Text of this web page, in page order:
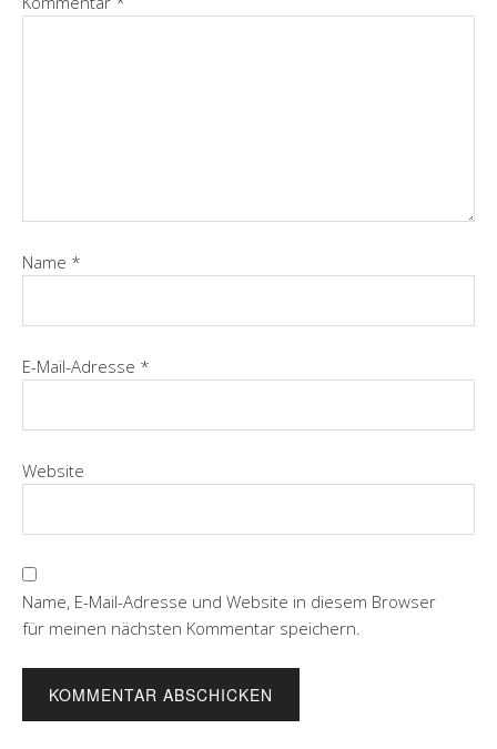
Name *
E-Mail-Adresse *
Website
Name, E-Mail-Adresse und Website in diesem Browser
für meinen nächsten Kommentar speichern.